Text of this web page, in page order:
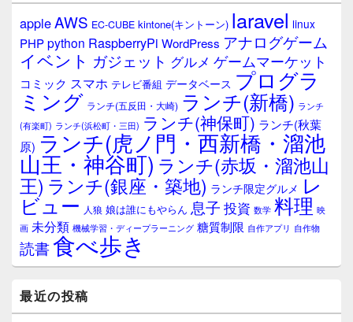
ウ
ィ
ジ
ェ
ア
appleAWS EC-CUBE kintone(キントーン) laravel linux
PHPpython RaspberryPi WordPress アナログゲーム
イベント ガジェット グルメ ゲームマーケット
コミック スマホ テレビ番組 データベース プログラ
ミング ランチ(五反田・大崎) ランチ(新橋) ランチ
(有楽町) ランチ(浜松町・三田) ランチ(神保町) ランチ(秋葉
原) ランチ(虎ノ門・西新橋・溜池
山王・神谷町) ランチ(赤坂・溜池山
王) ランチ(銀座・築地) ランチ限定グルメ レ
ビュー 人狼 娘は誰にもやらん 息子 投資 数学 料理 映
画 未分類 機械学習・ディープラーニング 糖質制限 自作アプリ 自作物
読書食べ歩き
最近の投稿